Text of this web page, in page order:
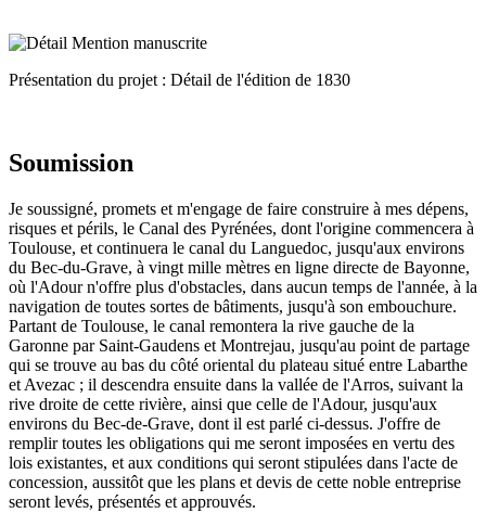
Présentation du projet : Détail de l'édition de 1830
Soumission
Je soussigné, promets et m'engage de faire construire à mes dépens,
risques et périls, le Canal des Pyrénées, dont l'origine commencera à
Toulouse, et continuera le canal du Languedoc, jusqu'aux environs
du Bec-du-Grave, à vingt mille mètres en ligne directe de Bayonne,
où l'Adour n'offre plus d'obstacles, dans aucun temps de l'année, à la
navigation de toutes sortes de bâtiments, jusqu'à son embouchure.
Partant de Toulouse, le canal remontera la rive gauche de la
Garonne par Saint-Gaudens et Montrejau, jusqu'au point de partage
qui se trouve au bas du côté oriental du plateau situé entre Labarthe
et Avezac ; il descendra ensuite dans la vallée de l'Arros, suivant la
rive droite de cette rivière, ainsi que celle de l'Adour, jusqu'aux
environs du Bec-de-Grave, dont il est parlé ci-dessus. J'offre de
remplir toutes les obligations qui me seront imposées en vertu des
lois existantes, et aux conditions qui seront stipulées dans l'acte de
concession, aussitôt que les plans et devis de cette noble entreprise
seront levés, présentés et approuvés.